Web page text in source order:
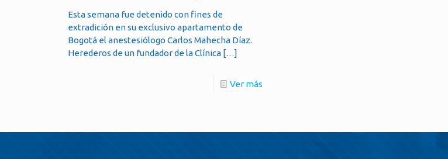
Esta semana fue detenido con fines de
extradición en su exclusivo apartamento de
Bogotá el anestesiólogo Carlos Mahecha Díaz.
Herederos de un fundador de la Clínica[…]
Ver más